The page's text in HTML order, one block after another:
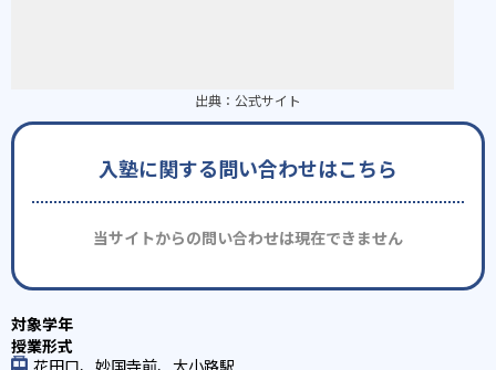
出典： 公式サイト
入塾に関する問い合わせはこちら
当サイトからの問い合わせは現在できません